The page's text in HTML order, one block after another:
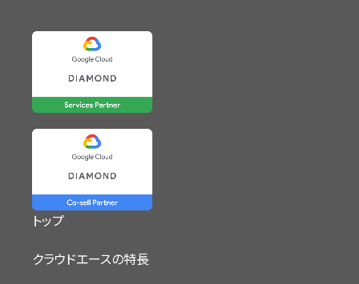
トップ
クラウドエースの特長